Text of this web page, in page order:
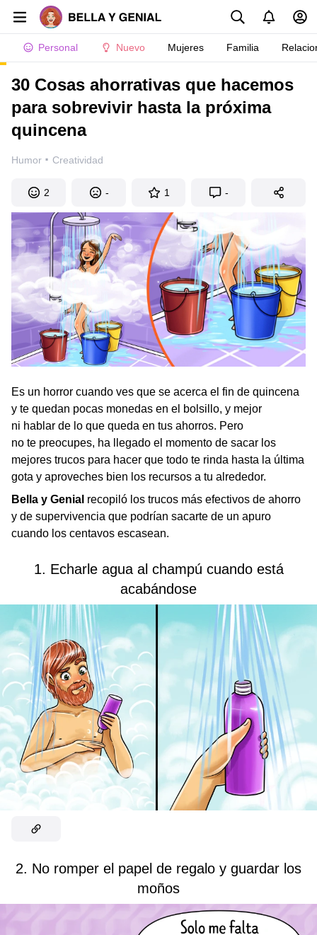
Personal Nuevo Mujeres Familia
30 Cosas ahorrativas que hacemos
para sobrevivir hasta la próxima
quincena
Humor · Creatividad
2 - 1 -
Es un horror cuando ves que se acerca el fin de quincena
y te quedan pocas monedas en el bolsillo, y mejor
ni hablar de lo que queda en tus ahorros. Pero
no te preocupes, ha llegado el momento de sacar los
mejores trucos para hacer que todo te rinda hasta la última
gota y aproveches bien los recursos a tu alrededor.
Bella y Genial recopiló los trucos más efectivos de ahorro
y de supervivencia que podrían sacarte de un apuro
cuando los centavos escasean.
1. Echarle agua al champú cuando está
acabándose
2. No romper el papel de regalo y guardar los
moños